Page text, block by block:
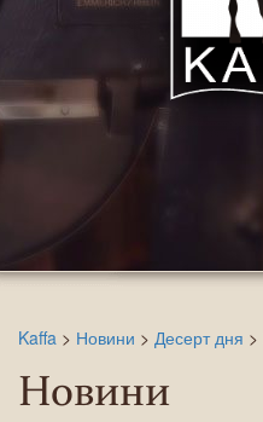
Kaffa > Новини > Десерт дня >
Новини